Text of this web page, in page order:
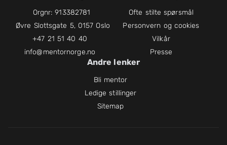
Orgnr: 913382781
Øvre Slottsgate 5, 0157 Oslo
+47 21 51 40 40
info@mentornorge.no
Ofte stilte spørsmål
Personvern og cookies
Vilkår
Presse
Andre lenker
Bli mentor
Ledige stillinger
Sitemap